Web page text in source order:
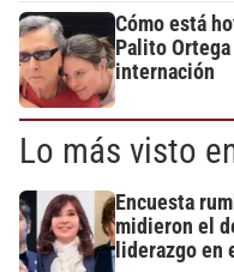
Cómo está
Palito Ortega
internación
Lo más visto
Encuesta
midieron el
liderazgo en